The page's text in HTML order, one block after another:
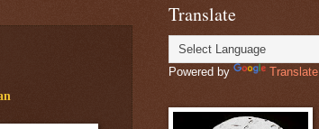
Translate
Powered by Translate